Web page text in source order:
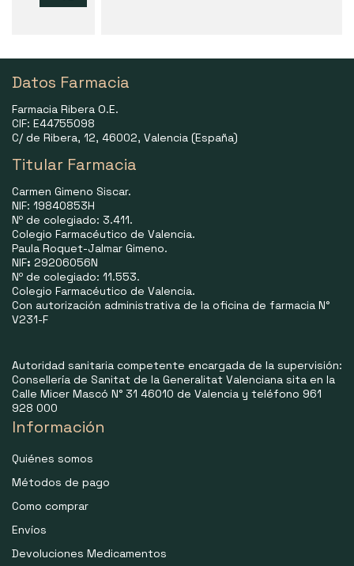
Datos Farmacia
Farmacia Ribera O.E.
CIF: E44755098
C/ de Ribera, 12, 46002, Valencia (España)
Titular Farmacia
Carmen Gimeno Siscar.
NIF: 19840853H
Nº de colegiado: 3.411.
Colegio Farmacéutico de Valencia.
Paula Roquet-Jalmar Gimeno.
NIF: 29206056N
Nº de colegiado: 11.553.
Colegio Farmacéutico de Valencia.
Con autorización administrativa de la oficina de farmacia N°
V231-F
Autoridad sanitaria competente encargada de la supervisión:
Consellería de Sanitat de la Generalitat Valenciana sita en la
Calle Micer Mascó N° 31 46010 de Valencia y teléfono 961
928 000
Información
Quiénes somos
Métodos de pago
Como comprar
Envíos
Devoluciones Medicamentos